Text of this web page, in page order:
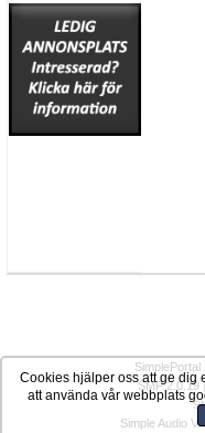
SMF 2.0.19
Simple Audio
Cookies hjälper oss att ge dig
att använda vår webbplats